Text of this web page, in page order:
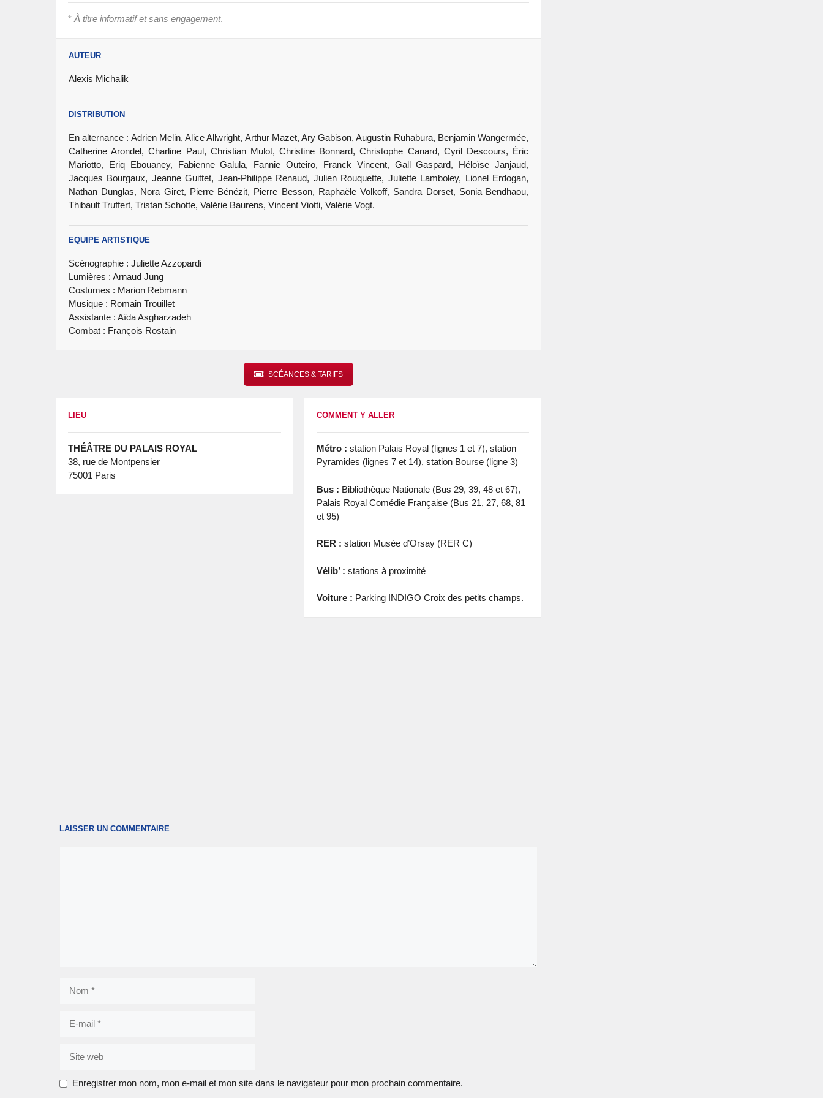
* À titre informatif et sans engagement.
AUTEUR
Alexis Michalik
DISTRIBUTION
En alternance : Adrien Melin, Alice Allwright, Arthur Mazet, Ary Gabison, Augustin Ruhabura, Benjamin Wangermée,
Catherine Arondel, Charline Paul, Christian Mulot, Christine Bonnard, Christophe Canard, Cyril Descours, Éric
Mariotto, Eriq Ebouaney, Fabienne Galula, Fannie Outeiro, Franck Vincent, Gall Gaspard, Héloïse Janjaud,
Jacques Bourgaux, Jeanne Guittet, Jean-Philippe Renaud, Julien Rouquette, Juliette Lamboley, Lionel Erdogan,
Nathan Dunglas, Nora Giret, Pierre Bénézit, Pierre Besson, Raphaële Volkoff, Sandra Dorset, Sonia Bendhaou,
Thibault Truffert, Tristan Schotte, Valérie Baurens, Vincent Viotti, Valérie Vogt.
EQUIPE ARTISTIQUE
Scénographie : Juliette Azzopardi
Lumières : Arnaud Jung
Costumes : Marion Rebmann
Musique : Romain Trouillet
Assistante : Aïda Asgharzadeh
Combat : François Rostain
SCÉANCES & TARIFS
LIEU
THÉÂTRE DU PALAIS ROYAL
38, rue de Montpensier
75001 Paris
COMMENT Y ALLER
Métro : station Palais Royal (lignes 1 et 7), station
Pyramides (lignes 7 et 14), station Bourse (ligne 3)
Bus : Bibliothèque Nationale (Bus 29, 39, 48 et 67),
Palais Royal Comédie Française (Bus 21, 27, 68, 81
et 95)
RER : station Musée d’Orsay (RER C)
Vélib’ : stations à proximité
Voiture : Parking INDIGO Croix des petits champs.
LAISSER UN COMMENTAIRE
mail
web
Enregistrer mon nom, mon e-mail et mon site dans le navigateur pour mon prochain commentaire.